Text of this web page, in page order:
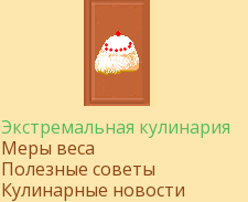
Экстремальная кулинария
Меры веса
Полезные советы
Кулинарные новости